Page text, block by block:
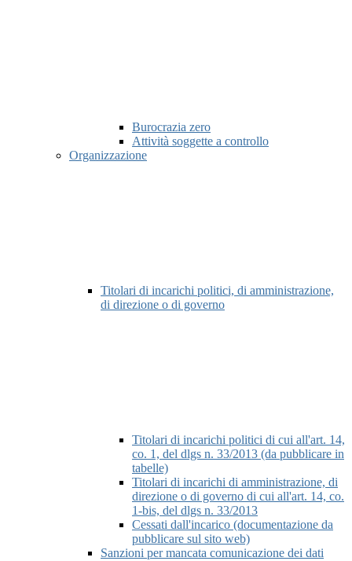
Burocrazia zero
Attività soggette a controllo
Organizzazione
Titolari di incarichi politici, di amministrazione,
di direzione o di governo
Titolari di incarichi politici di cui all'art. 14,
co. 1, del dlgs n. 33/2013 (da pubblicare in
tabelle)
Titolari di incarichi di amministrazione, di
direzione o di governo di cui all'art. 14, co.
1-bis, del dlgs n. 33/2013
Cessati dall'incarico (documentazione da
pubblicare sul sito web)
Sanzioni per mancata comunicazione dei dati